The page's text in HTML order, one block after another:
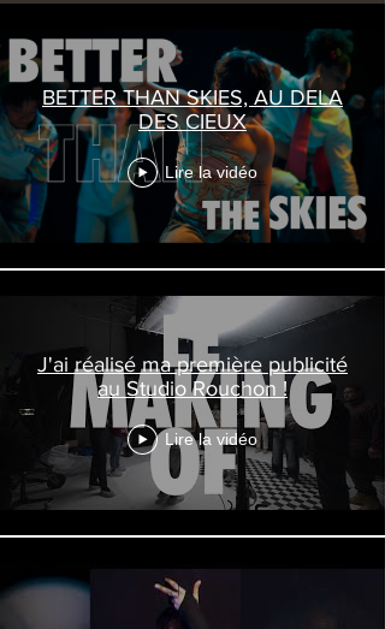
BETTER THAN SKIES, AU DELA
DES CIEUX
Lire la vidéo
J'ai réalisé ma première publicité
au Studio Rouchon !
Lire la vidéo